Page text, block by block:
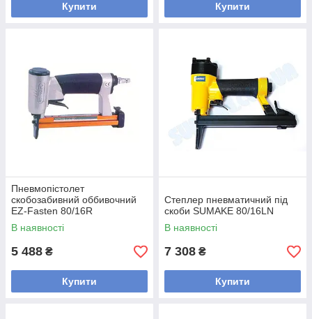
Купити Купити
Пневмопістолет
скобозабивний оббивочний
EZ-Fasten 80/16R
В наявності
5 488 ₴
Купити
Степлер пневматичний під
скоби SUMAKE 80/16LN
В наявності
7 308 ₴
Купити